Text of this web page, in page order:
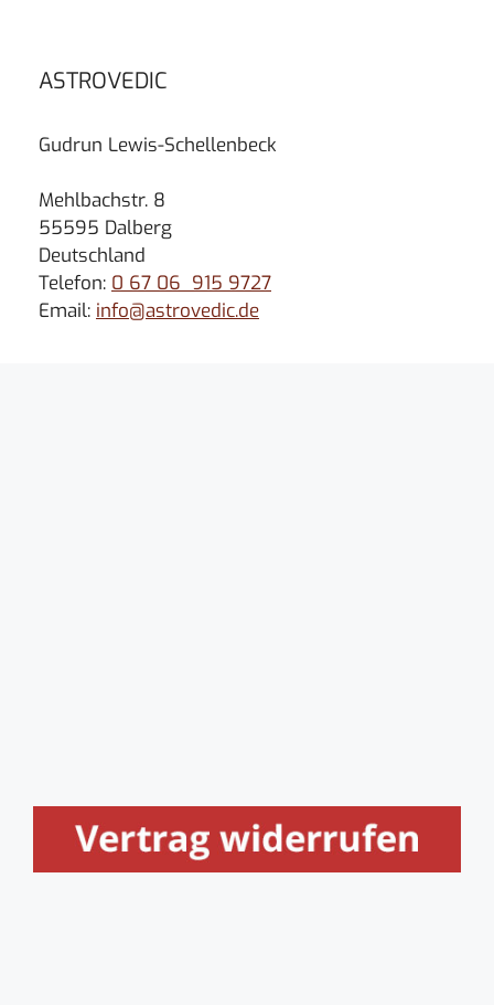
ASTROVEDIC
Gudrun Lewis-Schellenbeck
Mehlbachstr. 8
55595 Dalberg
Deutschland
Telefon: 0 67 06 915 9727
Email: info@astrovedic.de